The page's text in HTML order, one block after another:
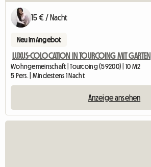
15 € / Nacht
Neu im Angebot
LUXUS-COLOCATION IN TOURCOING MIT GARTEN
Wohngemeinschaft | Tourcoing (59200) | 10 M2
5 Pers. | Mindestens 1 Nacht
Anzeige ansehen